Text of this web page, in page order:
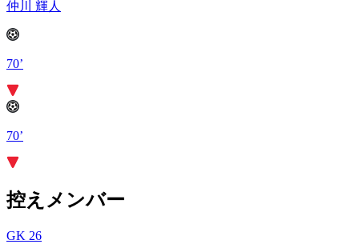
仲川 輝人
70’
70’
控えメンバー
GK 26